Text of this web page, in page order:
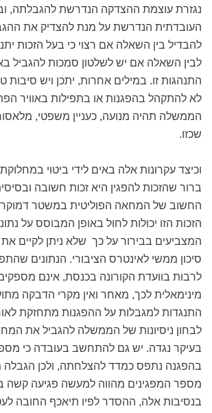
נגזרת עוצמת ההצדקה הנדרשת להגבלתה,
העובדתית הנדרשת על מנת להצדיק את
להבדיל בין השאלה אם רצוי כי בעל הזכות
לבין השאלה אם יש לשלטון סמכות להגביל
התנהגות זו. במילים אחרות, יתכן ויש סיבות
לא להתקהל בהפגנות או בתפילות באוויר
הממשלה תהיה מנועה, כעניין משפטי,
שכזו.
וכיצד עקרונות אלה באים לידי ביטוי
ברור שהזכות להפגין היא זכות חשובה
החשוב של המחאה הפוליטית במשטר
הזכות הזו יכולות לחול באופן המבוסס על
המצביעים בבירור על כך שלא ניתן לקיים
סיכון ממשי לאינטרס הציבורי. הנתונים
לרבות בוועדת הקורונה בכנסת, אינם
מינימאלית לכך, מאחר ואין מקרי הדבקה
התנגדות למגבלות על ההפגנות מתחזקת
לבחון ניסיונות של הממשלה להגביל את
בעיקר נגדה. יש גם להתחשב בעובדה כי
בהפגנה נתפס כמדד להצלחתה, ולכן
מספר המפגינים מהווה למעשה פגיעה קשה
בנסיבות אלה, ההסדר לפיו תיאכף החובה